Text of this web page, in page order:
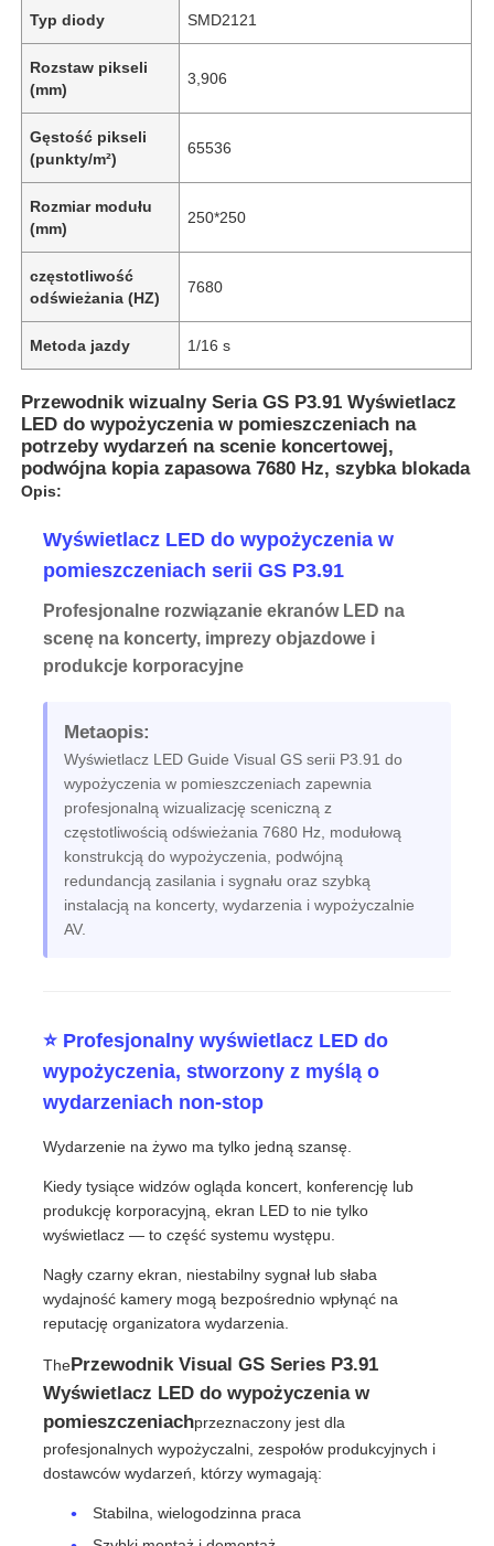
Do domu
Filmy
Pokaz VR
O nas
Kontrola jakości
Skontaktuj się z nami
Nowości
Sprawy
Typ diody SMD2121
Rozstaw pikseli
(mm)
3,906
Gęstość pikseli
(punkty/m²)
65536
Rozmiar modułu
(mm)
250*250
częstotliwość
odświeżania (HZ)
7680
Metoda jazdy 1/16 s
Przewodnik wizualny Seria GS P3.91 Wyświetlacz
LED do wypożyczenia w pomieszczeniach na
potrzeby wydarzeń na scenie koncertowej,
podwójna kopia zapasowa 7680 Hz, szybka blokada
Opis:
Wyświetlacz LED do wypożyczenia w
pomieszczeniach serii GS P3.91
Profesjonalne rozwiązanie ekranów LED na
scenę na koncerty, imprezy objazdowe i
produkcje korporacyjne
Metaopis:
Wyświetlacz LED Guide Visual GS serii P3.91 do
wypożyczenia w pomieszczeniach zapewnia
profesjonalną wizualizację sceniczną z
częstotliwością odświeżania 7680 Hz, modułową
konstrukcją do wypożyczenia, podwójną
redundancją zasilania i sygnału oraz szybką
instalacją na koncerty, wydarzenia i wypożyczalnie
AV.
⭐ Profesjonalny wyświetlacz LED do
wypożyczenia, stworzony z myślą o
wydarzeniach non-stop
Wydarzenie na żywo ma tylko jedną szansę.
Kiedy tysiące widzów ogląda koncert, konferencję lub
produkcję korporacyjną, ekran LED to nie tylko
wyświetlacz — to część systemu występu.
Nagły czarny ekran, niestabilny sygnał lub słaba
wydajność kamery mogą bezpośrednio wpłynąć na
reputację organizatora wydarzenia.
ThePrzewodnik Visual GS Series P3.91
Wyświetlacz LED do wypożyczenia w
pomieszczeniachprzeznaczony jest dla
profesjonalnych wypożyczalni, zespołów produkcyjnych i
dostawców wydarzeń, którzy wymagają:
Stabilna, wielogodzinna praca